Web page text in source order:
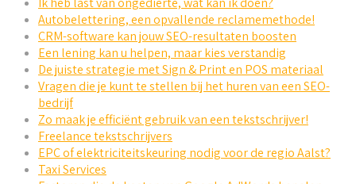
Autobelettering, een opvallende reclamemethode!
CRM-software kan jouw SEO-resultaten boosten
Een lening kan u helpen, maar kies verstandig
De juiste strategie met Sign & Print en POS materiaal
Vragen die je kunt te stellen bij het huren van een SEO-
bedrijf
Zo maak je efficiënt gebruik van een tekstschrijver!
Freelance tekstschrijvers
EPC of elektriciteitskeuring nodig voor de regio Aalst?
Taxi Services